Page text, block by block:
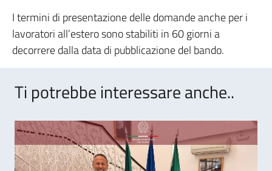
I termini di presentazione delle domande anche per i
lavoratori all’estero sono stabiliti in 60 giorni a
decorrere dalla data di pubblicazione del bando.
Ti potrebbe interessare anche..